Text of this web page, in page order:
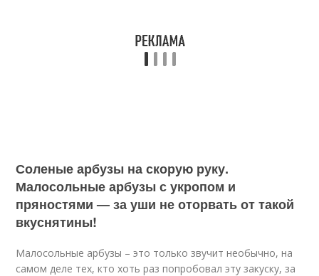
Соленые арбузы на скорую руку.
Малосольные арбузы с укропом и
пряностями — за уши не оторвать от такой
вкуснятины!
Малосольные арбузы – это только звучит необычно, на
самом деле тех, кто хоть раз попробовал эту закуску, за